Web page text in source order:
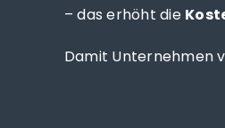
– das erhöht die
Damit Unternehmen